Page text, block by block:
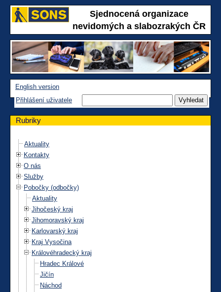
Sjednocená organizace
nevidomých a slabozrakých ČR
English version
Přihlášení uživatele
Rubriky
Aktuality
Kontakty
O nás
Služby
Pobočky (odbočky)
Aktuality
Jihočeský kraj
Jihomoravský kraj
Karlovarský kraj
Kraj Vysočina
Královéhradecký kraj
Hradec Králové
Jičín
Náchod